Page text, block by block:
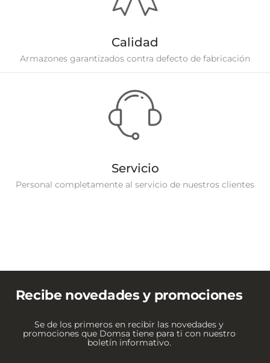
Calidad
Armazones garantizados contra defecto de fabricación
Servicio
Personal completamente al servicio de nuestros clientes
Recibe novedades y promociones
Se de los primeros en recibir las novedades y
promociones que Domsa tiene para ti con nuestro
boletín informativo.